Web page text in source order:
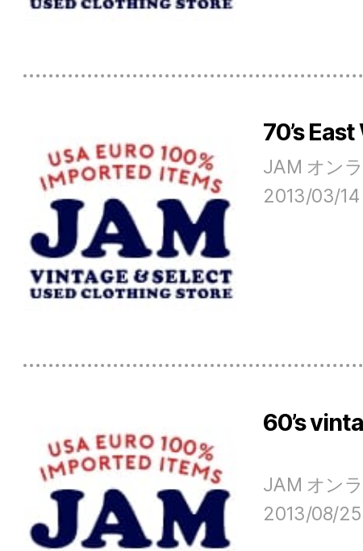
70’s
JAM オン
2013/03/14
60’s
大阪
JAM オン
2013/08/25